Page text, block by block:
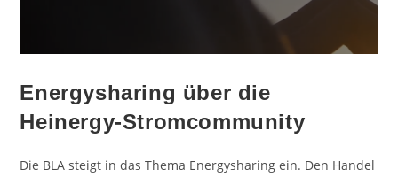
Energysharing über die
Heinergy-Stromcommunity
Die BLA steigt in das Thema Energysharing ein. Den Handel